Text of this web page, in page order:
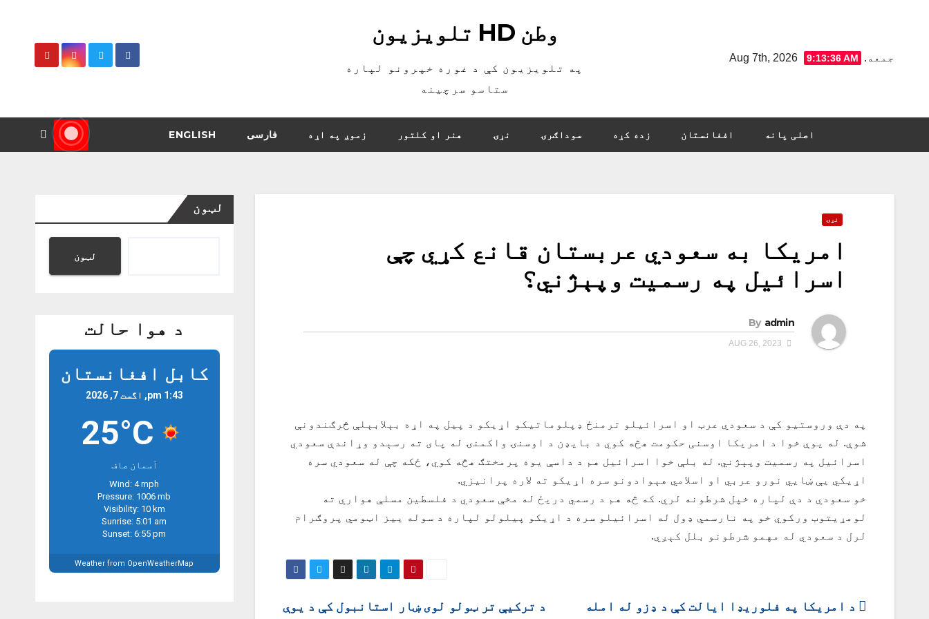
جمعه. Aug 7th, 2026 9:13:37 AM
وطن HD تلویزیون
په تلویزیون کې د غوره خپرونو لپاره
ستاسو سرچینه
اصلی پانه افغانستان زده کړه سوداګرۍ نړۍ هنر او کلتور زموږ په اړه فارسی ENGLISH
نړۍ
امریکا به سعودي عربستان قانع کړي چې
اسرائیل په رسمیت وپېژني؟
By admin
په دې وروستیو کې د سعودي عرب او اسرائیلو ترمنځ ډپلوماتیکو اړیکو د پيل په اړه بېلابېلې څرګندونې
شوې. له یوې خوا د امریکا اوسنی حکومت هڅه کوي د بایډن د اوسنۍ واکمنۍ له پای ته رسېدو وړاندې سعودي
اسرائیل په رسمیت وپېژني. له بلې خوا اسرائیل هم د داسې یوه پرمختګ هڅه کوي، ځکه چې له سعودي سره
اړیکي یې ښايي نورو عربي او اسلامي هېوادونو سره اړیکو ته لاره پرانیزي.
خو سعودي د دې لپاره خپل شرطونه لري. که څه هم د رسمي دریځ له مخې سعودي د فلسطین مسلې هواري ته
لومړیتوب ورکوي خو په نارسمي ډول له اسرائیلو سره د اړیکو پیلولو لپاره د سوله ییز اټومي پروګرام
لرل د سعودي له مهمو شرطونو بلل کېږي.
ليکنه
د ترکیې تر ټولو لوی ښار استانبول کې د یوې
د امریکا په فلوریډا ایالت کې د ډزو له امله
لټون
لټون
د هوا حالت
کابل افغانستان
1:43 pm, اگست 7, 2026
25°C
آسمان صاف
Wind: 4 mph
Pressure: 1006 mb
Visibility: 10 km
Sunrise: 5:01 am
Sunset: 6:55 pm
Weather from OpenWeatherMap